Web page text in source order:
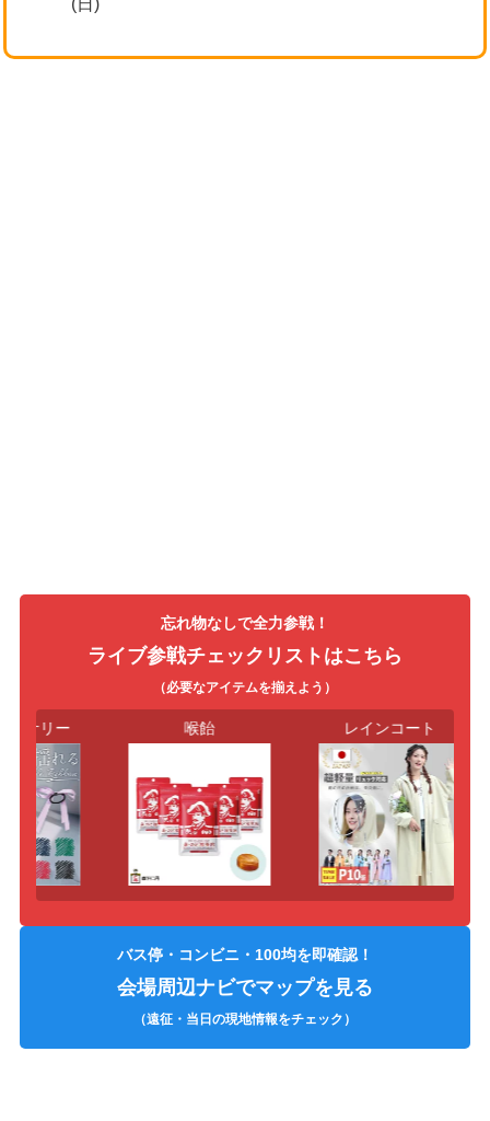
(日)
忘れ物なしで全力参戦！
ライブ参戦チェックリストはこちら
（必要なアイテムを揃えよう）
サリー 喉飴 レインコート
バス停・コンビニ・100均を即確認！
会場周辺ナビでマップを見る
（遠征・当日の現地情報をチェック）